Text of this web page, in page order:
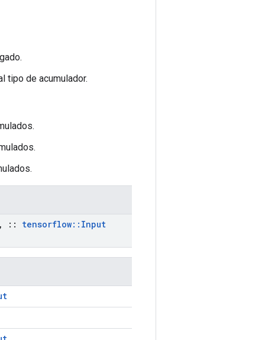
tipo de acumulador.
:: tensorflow:: Input